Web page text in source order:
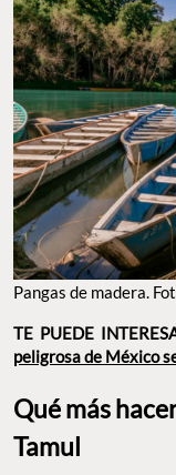
Pangas de madera.
TE PUEDE
peligrosa de México
Qué más
Tamul